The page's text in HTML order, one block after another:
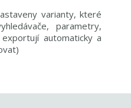
varianty, které
parametry,
automaticky a